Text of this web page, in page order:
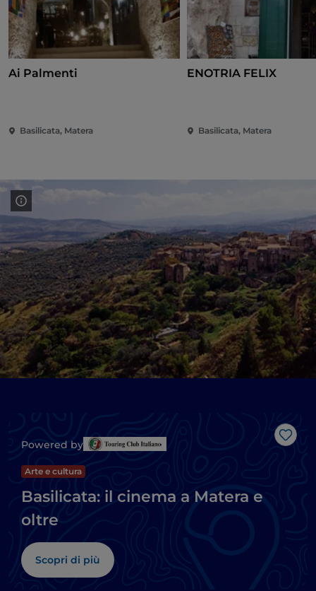
Ai Palmenti
Basilicata, Matera
ENOTRIA FELIX
Basilicata, Matera
Like
Powered by
Arte e cultura
Basilicata: il cinema a Matera e
oltre
Scopri di più